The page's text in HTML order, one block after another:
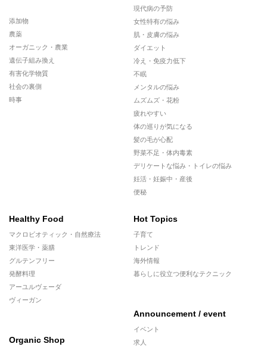
添加物
農薬
オーガニック・農業
遺伝子組み換え
有害化学物質
社会の裏側
時事
現代病の予防
女性特有の悩み
肌・皮膚の悩み
ダイエット
冷え・免疫力低下
不眠
メンタルの悩み
ムズムズ・花粉
疲れやすい
体の巡りが気になる
髪の毛が心配
野菜不足・体内毒素
デリケートな悩み・トイレの悩み
妊活・妊娠中・産後
便秘
Healthy Food
マクロビオティック・自然療法
東洋医学・薬膳
グルテンフリー
発酵料理
アーユルヴェーダ
ヴィーガン
Organic Shop
Hot Topics
子育て
トレンド
海外情報
暮らしに役立つ便利なテクニック
Announcement / event
イベント
求人